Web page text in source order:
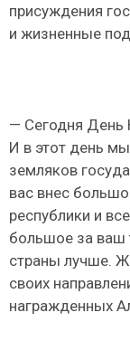
присуждения
и жизненные
— Сегодня День
И в этот день
земляков
вас внес
республики и
большое за ваш
страны лучше.
своих
награжденных